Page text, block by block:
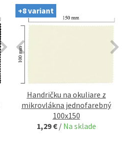
+8 variant
Handričku na okuliare z
mikrovlákna jednofarebný
100x150
1,29 € / Na sklade